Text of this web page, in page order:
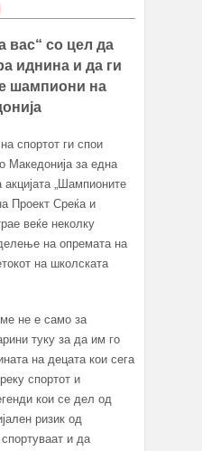
вас“ со цел да
иднина и да ги
шампиони на
спортот ги спои
Македонија за една
„Шампионите
Проект Среќа и
веќе неколку
на опремата на
на школската
не е само за
туку за да им го
на децата кои сега
спортот и
кои се дел од
ризик од
и да